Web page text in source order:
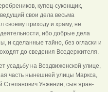
купец-суконщик,
свои дела весьма
своему приходу и храму, не
ибо добрые дела
и сделанные тайно, без огласки и
до сведения Вседержителя.
усадьбу на Воздвиженской улице,
часть нынешней улицы Маркса,
Степанович Унженин, сын яран-